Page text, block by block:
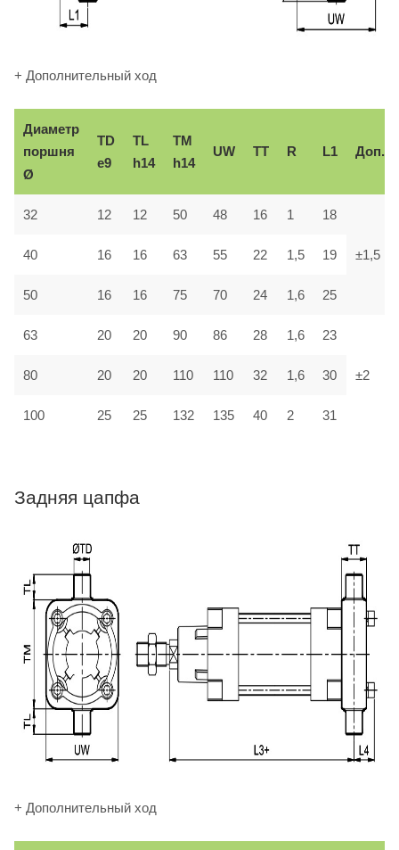
+ Дополнительный ход
Диаметр
поршня
Ø
TD
e9
TL
h14
TM
h14
UW TT R L1 Доп.
32 12 12 50 48 16 1 18
±1,5
40 16 16 63 55 22 1,5 19
50 16 16 75 70 24 1,6 25
63 20 20 90 86 28 1,6 23
±2
80 20 20 110 110 32 1,6 30
100 25 25 132 135 40 2 31
Задняя цапфа
+ Дополнительный ход